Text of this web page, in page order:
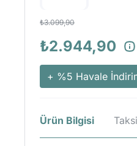
₺3.099,90
₺2.944,90
+ %5 Havale
Ürün Bilgisi